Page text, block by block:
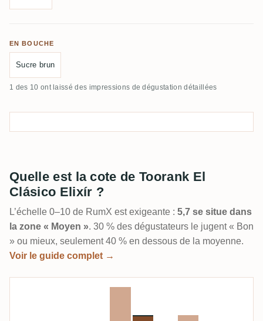
EN BOUCHE
Sucre brun
1 des 10 ont laissé des impressions de dégustation détaillées
Quelle est la cote de Toorank El
Clásico Elixír ?
L’échelle 0–10 de RumX est exigeante : 5,7 se situe dans
la zone « Moyen ». 30 % des dégustateurs le jugent « Bon
» ou mieux, seulement 40 % en dessous de la moyenne.
Voir le guide complet →